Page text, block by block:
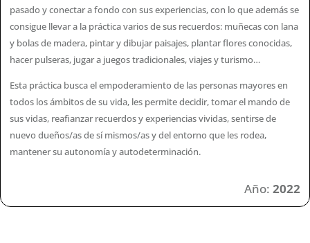
pasado y conectar a fondo con sus experiencias, con lo que además se
consigue llevar a la práctica varios de sus recuerdos: muñecas con lana
y bolas de madera, pintar y dibujar paisajes, plantar flores conocidas,
hacer pulseras, jugar a juegos tradicionales, viajes y turismo…
Esta práctica busca el empoderamiento de las personas mayores en
todos los ámbitos de su vida, les permite decidir, tomar el mando de
sus vidas, reafianzar recuerdos y experiencias vividas, sentirse de
nuevo dueños/as de sí mismos/as y del entorno que les rodea,
mantener su autonomía y autodeterminación.
Año: 2022